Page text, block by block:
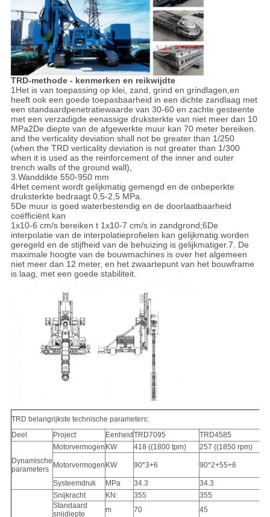
TRD-methode - kenmerken en reikwijdte
1Het is van toepassing op klei, zand, grind en grindlagen,en
heeft ook een goede toepasbaarheid in een dichte zandlaag met
een standaardpenetratiewaarde van 30-60 en zachte gesteente
met een verzadigde eenassige druksterkte van niet meer dan 10
MPa2De diepte van de afgewerkte muur kan 70 meter bereiken.
and the verticality deviation shall not be greater than 1/250
(when the TRD verticality deviation is not greater than 1/300
when it is used as the reinforcement of the inner and outer
trench walls of the ground wall),
3.Wanddikte 550-950 mm
4Het cement wordt gelijkmatig gemengd en de onbeperkte
druksterkte bedraagt 0,5-2,5 MPa.
5De muur is goed waterbestendig en de doorlaatbaarheid
coëfficiënt kan
1x10-6 cm/s bereiken t 1x10-7 cm/s in zandgrond;6De
interpolatie van de interpolatieprofielen kan gelijkmatig worden
geregeld en de stijfheid van de behuizing is gelijkmatiger.7. De
maximale hoogte van de bouwmachines is over het algemeen
niet meer dan 12 meter, en het zwaartepunt van het bouwframe
is laag, met een goede stabiliteit.
TRD belangrijkste technische parameters:
Deel
Project Eenheid TRD7095 TRD4585
Dynamische
parameters
Motorvermogen KW 418 ((1800 tpm) 257 ((1850 rpm)
Motorvermogen KW 90*3+6 90*2+55+6
Systeemdruk
MPa 34.3
34.3
Snijkracht
KN: 355
355
Standaard
snijdiepte
m 70 45